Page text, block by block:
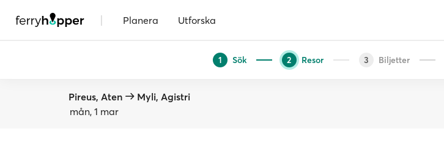
| Planera Utforska
1 Sök 2 Resor 3 Biljetter
Pireus, Aten
Myli, Agistri
mån, 1 mar